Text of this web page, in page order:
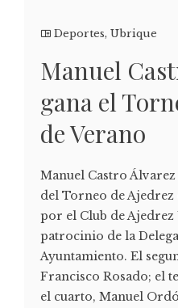
Deportes, Ubrique
Manuel
gana el
de Verano
Manuel Castro
del Torneo de
por el Club de
patrocinio de la
Ayuntamiento. El
Francisco Rosado; el
el cuarto, Manuel